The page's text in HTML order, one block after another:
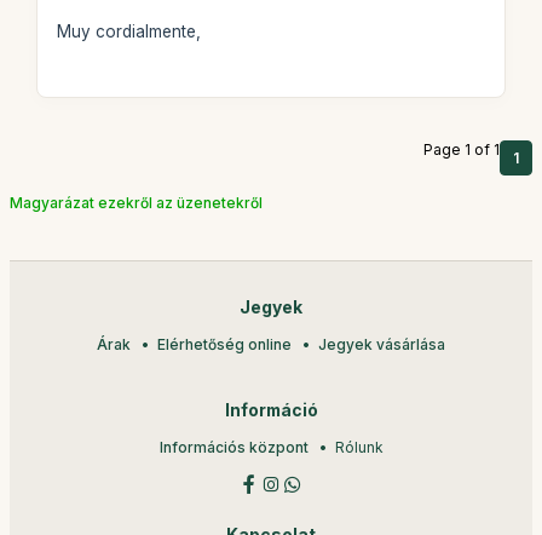
Muy cordialmente,
Page 1 of 1 1
Magyarázat ezekről az üzenetekről
Jegyek
Árak Elérhetőség online Jegyek vásárlása
Információ
Információs központ Rólunk